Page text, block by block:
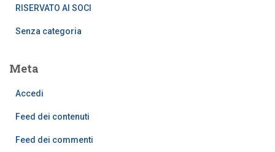
RISERVATO AI SOCI
Senza categoria
Meta
Accedi
Feed dei contenuti
Feed dei commenti